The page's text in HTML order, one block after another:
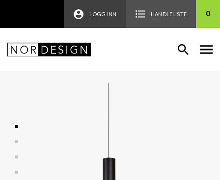
LOGG INN HANDLELISTE 0